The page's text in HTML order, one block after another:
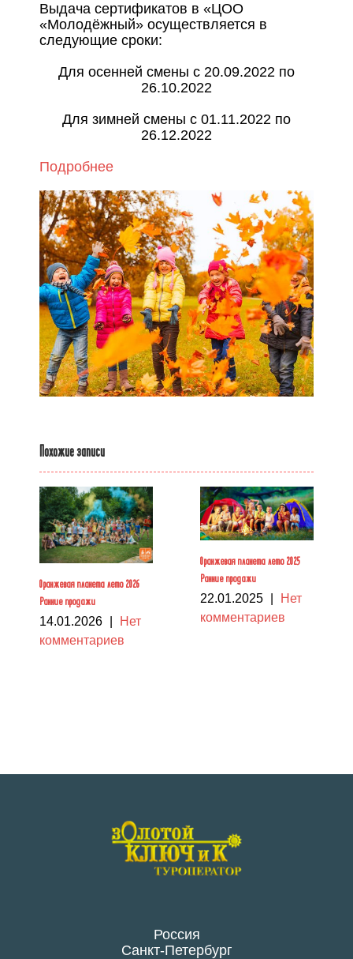
Выдача сертификатов в «ЦОО
«Молодёжный» осуществляется в
следующие сроки:
Для осенней смены с 20.09.2022 по
26.10.2022
Для зимней смены с 01.11.2022 по
26.12.2022
Подробнее
Похожие записи
Оранжевая планета лето 2026
Ранние продажи
14.01.2026
Нет
комментариев
Оранжевая планета лето 2025
Ранние продажи
22.01.2025
Нет
комментариев
Россия
Санкт-Петербург